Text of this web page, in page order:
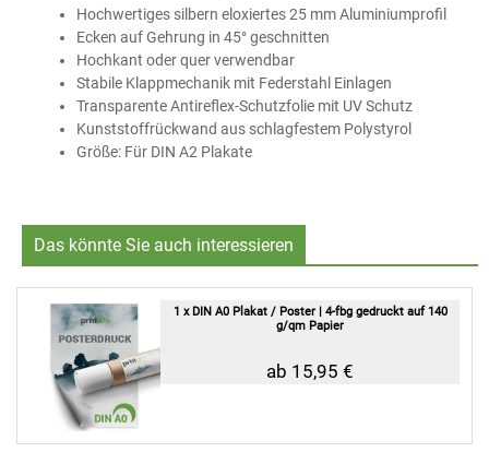
Hochwertiges silbern eloxiertes 25 mm Aluminiumprofil
Ecken auf Gehrung in 45° geschnitten
Hochkant oder quer verwendbar
Stabile Klappmechanik mit Federstahl Einlagen
Transparente Antireflex-Schutzfolie mit UV Schutz
Kunststoffrückwand aus schlagfestem Polystyrol
Größe: Für DIN A2 Plakate
Das könnte Sie auch interessieren
1 x DIN A0 Plakat / Poster | 4-fbg gedruckt auf 140
g/qm Papier
ab 15,95 €